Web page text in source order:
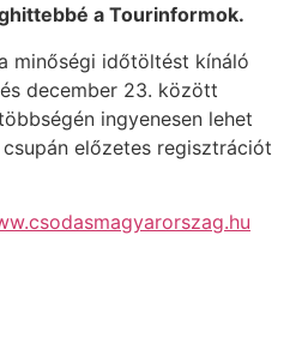
a Tourinformok.
minőségi időtöltést kínáló
december 23. között
ingyenesen lehet
előzetes regisztrációt